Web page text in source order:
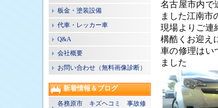
名古屋市内で
ました江南市
現場よりご連
構酷くお迎え
車の修理はい
ました
板金・塗装設備
代車・レッカー車
Q&A
会社概要
お問い合わせ（無料画像診断）
新着情報＆ブログ
各務原市 キズヘコミ 事故修